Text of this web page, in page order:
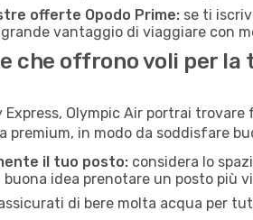
offerte Opodo Prime: se ti
vantaggio di viaggiare con
che offrono voli per
Express, Olympic Air portrai
premium, in modo da soddisfare
il tuo posto: considera lo
buona idea prenotare un posto più
di bere molta acqua per